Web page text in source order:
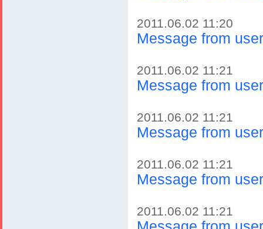
2011.06.02 11:20
Message from
2011.06.02 11:21
Message from
2011.06.02 11:21
Message from
2011.06.02 11:21
Message from
2011.06.02 11:21